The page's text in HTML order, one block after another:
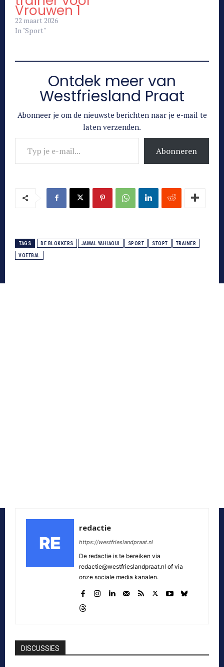
Vrouwen 1
22 maart 2026
In "Sport"
Ontdek meer van
Westfriesland Praat
Abonneer je om de nieuwste berichten naar je e-mail te
laten verzenden.
Typ je e-mail...
Abonneren
TAGS DE BLOKKERS JAMAL YAHIAOUI SPORT STOPT TRAINER
VOETBAL
redactie
https://westfrieslandpraat.nl
De redactie is te bereiken via
redactie@westfrieslandpraat.nl of via
onze sociale media kanalen.
DISCUSSIES